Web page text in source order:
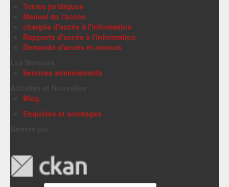
Textes juridiques
Manuel de l'accès
chargés d'accès à l'information
Rapports d'accès à l'information
Demande d'accès et recours
Services administratifs
Blog
Enquêtes et sondages